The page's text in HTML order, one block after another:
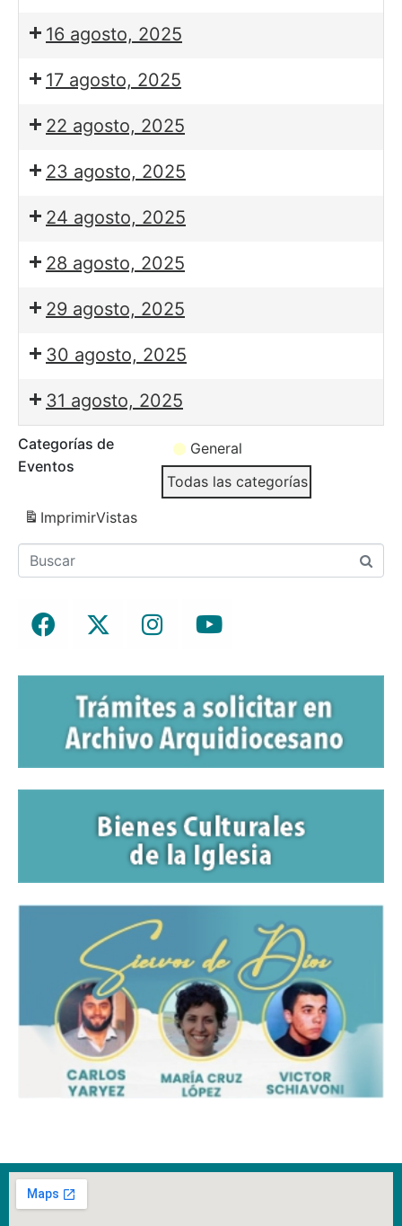
16 agosto, 2025
17 agosto, 2025
22 agosto, 2025
23 agosto, 2025
24 agosto, 2025
28 agosto, 2025
29 agosto, 2025
30 agosto, 2025
31 agosto, 2025
Categorías de
Eventos
General
Todas las categorías
ImprimirVistas